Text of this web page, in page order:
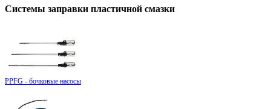
Системы заправки пластичной смазки
PPFG - бочковые насосы